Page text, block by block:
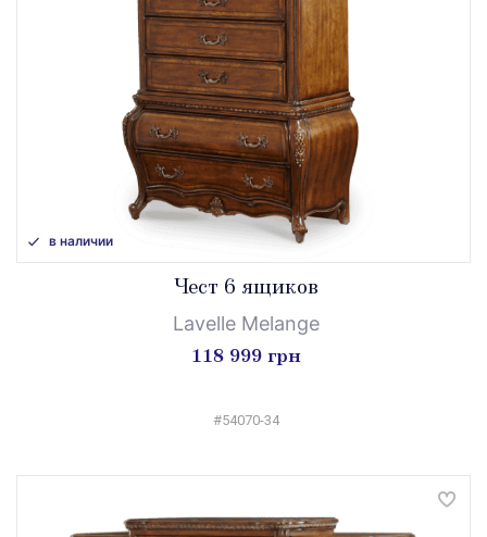
в наличии
Чест 6 ящиков
Lavelle Melange
118 999 грн
#54070-34